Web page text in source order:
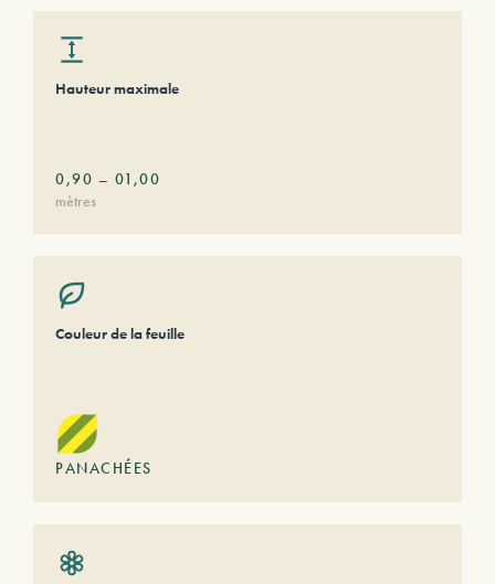
Hauteur maximale
0,90 – 01,00
mètres
Couleur de la feuille
PANACHÉES